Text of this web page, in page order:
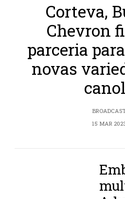
Corteva,
Chevron
parceria
novas
15 MAR